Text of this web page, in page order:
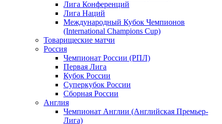
Лига Конференций
Лига Наций
Международный Кубок Чемпионов
(International Champions Cup)
Товарищеские матчи
Россия
Чемпионат России (РПЛ)
Первая Лига
Кубок России
Суперкубок России
Сборная России
Англия
Чемпионат Англии (Английская Премьер-
Лига)